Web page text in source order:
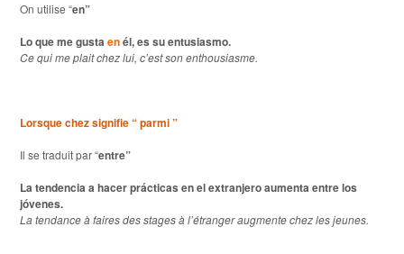
On utilise “en”
Lo que me gusta enél, es su entusiasmo.
Ce qui me plait chez lui, c’est son enthousiasme.
Lorsque chez signifie “ parmi ”
Il se traduit par “entre”
La tendencia a hacer prácticas en el extranjero aumenta entre los
jóvenes.
La tendance à faires des stages à l’étranger augmente chez les jeunes.